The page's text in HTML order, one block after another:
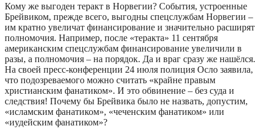
Кому же выгоден теракт в Норвегии? События, устроенные
Брейвиком, прежде всего, выгодны спецслужбам Норвегии –
им кратно увеличат финансирование и значительно расширят
полномочия. Например, после «теракта» 11 сентября
американским спецслужбам финансирование увеличили в
разы, а полномочия – на порядок. Да и враг сразу же нашёлся.
На своей пресс-конференции 24 июля полиция Осло заявила,
что подозреваемого можно считать «крайне правым
христианским фанатиком». И это обвинение – без суда и
следствия! Почему бы Брейвика было не назвать, допустим,
«исламским фанатиком», «чеченским фанатиком» или
«иудейским фанатиком»?